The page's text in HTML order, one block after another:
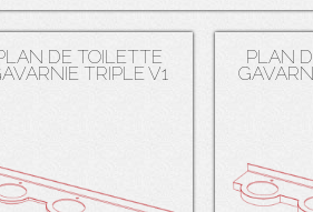
DE TOILETTE
TRIPLE V1
PLAN